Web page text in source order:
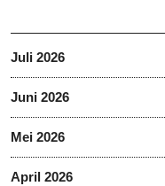
Juli 2026
Juni 2026
Mei 2026
April 2026